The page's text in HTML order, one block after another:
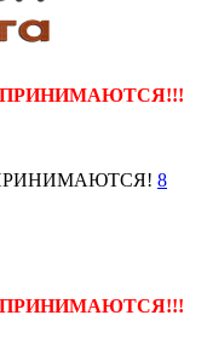
ПРИНИМАЮТСЯ!!!
8
ПРИНИМАЮТСЯ!!!